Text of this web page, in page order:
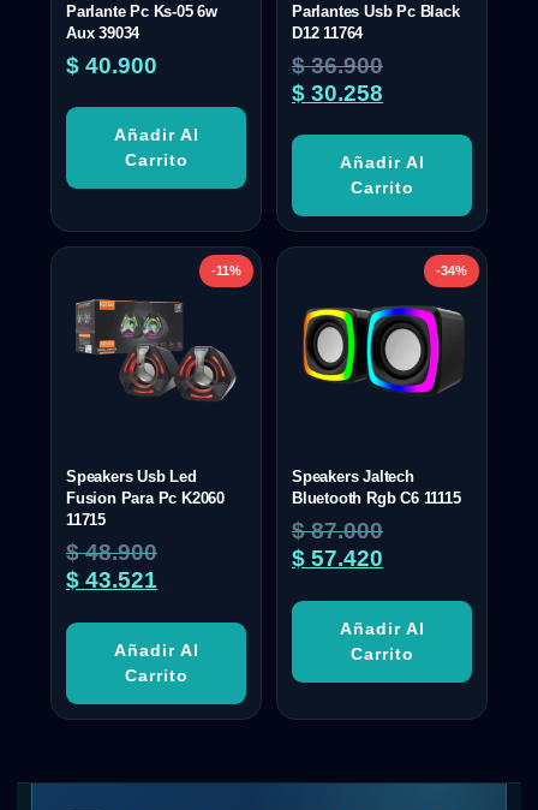
Parlante Pc Ks-05 6w
Aux 39034
$ 40.900
Añadir Al
Carrito
Parlantes Usb Pc Black
D12 11764
$36.900
$ 30.258
Añadir Al
Carrito
-11%
Speakers Usb Led
Fusion Para Pc K2060
11715
$48.900
$ 43.521
Añadir Al
Carrito
-34%
Speakers Jaltech
Bluetooth Rgb C6 11115
$87.000
$ 57.420
Añadir Al
Carrito